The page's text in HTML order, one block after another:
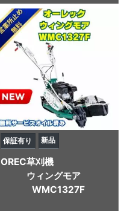
保証有り 新品
OREC草刈機
ウィングモア
WMC1327F